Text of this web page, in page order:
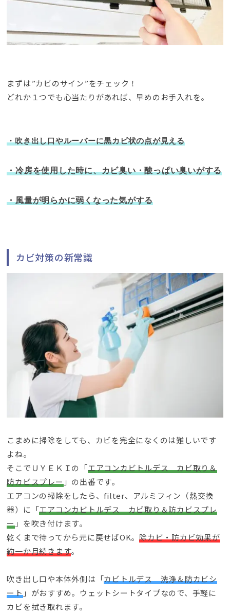
まずは”カビのサイン”をチェック！
どれか１つでも心当たりがあれば、早めのお手入れを。
・吹き出し口やルーバーに黒カビ状の点が見える
・冷房を使用した時に、カビ臭い・酸っぱい臭いがする
・風量が明らかに弱くなった気がする
カビ対策の新常識
こまめに掃除をしても、 カビを完全になくのは難しいです
よね。
そこでＵＹＥＫＩの「エアコンカビトルデス カビ取り＆
防カビスプレー」の出番です。
エアコンの掃除をしたら、filter、
アルミフィン（熱交換
器）に「エアコンカビトルデス カビ取り＆防カビスプレ
ー」を吹き付けます。
乾くまで待ってから元に戻せばOK。除カビ・防カビ効果が
約一か月続きます。
吹き出し口や本体外側は「カビトルデス 洗浄＆防カビシ
ート」がおすすめ。 ウェットシートタイプなので、 手軽に
カビを拭き取れます。